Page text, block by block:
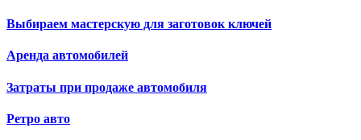
Выбираем мастерскую для заготовок ключей
Аренда автомобилей
Затраты при продаже автомобиля
Ретро авто